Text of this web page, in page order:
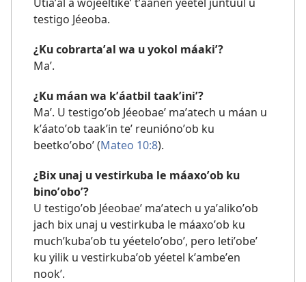
testigo Jéeoba.
¿Ku cobrartaʼal wa u yokol máakiʼ?
Maʼ.
¿Ku máan wa kʼáatbil taakʼiniʼ?
Maʼ. U testigoʼob Jéeobaeʼ maʼatech u máan u
kʼáatoʼob taakʼin teʼ reuniónoʼob ku
beetkoʼoboʼ (Mateo 10:8).
¿Bix unaj u vestirkuba le máaxoʼob ku
binoʼoboʼ?
U testigoʼob Jéeobaeʼ maʼatech u yaʼalikoʼob
jach bix unaj u vestirkuba le máaxoʼob ku
muchʼkubaʼob tu yéeteloʼoboʼ, pero letiʼobeʼ
ku yilik u vestirkubaʼob yéetel kʼambeʼen
nookʼ.